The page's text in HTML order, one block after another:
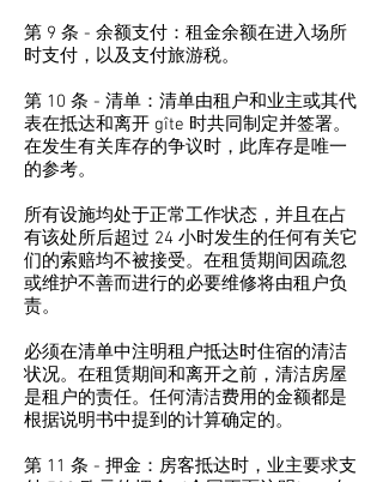
第 9 条 - 余额支付：租金余额在进入场所
时支付，以及支付旅游税。
第 10 条 - 清单：清单由租户和业主或其代
表在抵达和离开 gîte 时共同制定并签署。
在发生有关库存的争议时，此库存是唯一
的参考。
所有设施均处于正常工作状态，并且在占
有该处所后超过 24 小时发生的任何有关它
们的索赔均不被接受。在租赁期间因疏忽
或维护不善而进行的必要维修将由租户负
责。
必须在清单中注明租户抵达时住宿的清洁
状况。在租赁期间和离开之前，清洁房屋
是租户的责任。任何清洁费用的金额都是
根据说明书中提到的计算确定的。
第 11 条 - 押金：房客抵达时，业主要求支